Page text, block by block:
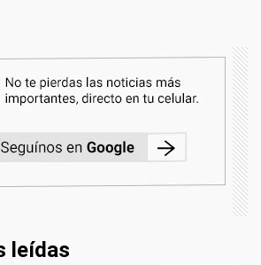
leídas